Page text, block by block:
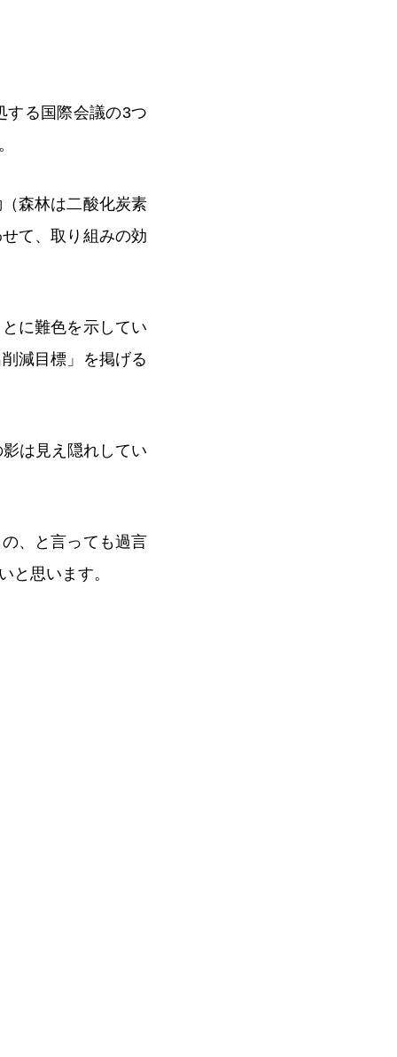
する国際会議の3つ
森林は二酸化炭素
て、取り組みの効
に難色を示してい
減目標」を掲げる
は見え隠れしてい
、と言っても過言
と思います。